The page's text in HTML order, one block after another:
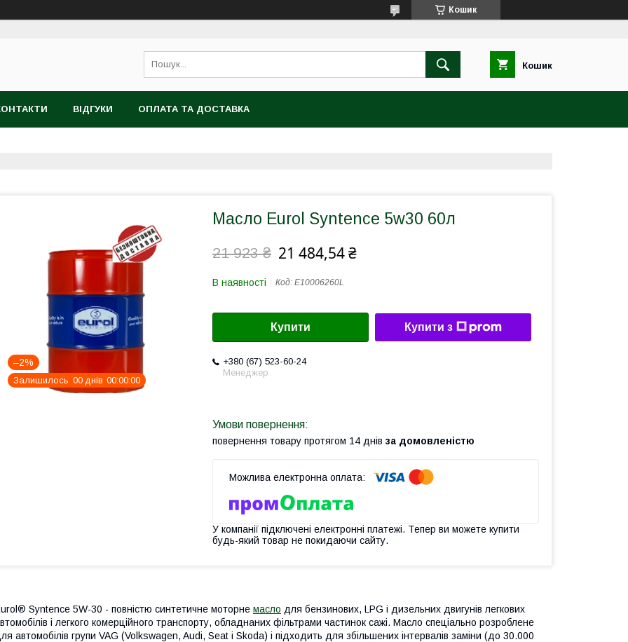
Кошик
Кошик
ВІДГУКИ ОПЛАТА ТА ДОСТАВКА
–2%
Залишилось 00 днів 00 00 00
Масло Eurol Syntence 5w30 60л
21 923 ₴ 21 484,54 ₴
В наявності Код: E10006260L
Купити Купити з
+380 (67) 523-60-24
Менеджер
повернення товару протягом 14 днів за домовленістю
У компанії підключені електронні платежі. Тепер ви можете купити
будь-який товар не покидаючи сайту.
Syntence 5W-30 - повністю синтетичне моторне масло для бензинових, LPG і дизельних двигунів легкових
і легкого комерційного транспорту, обладнаних фільтрами частинок сажі. Масло спеціально розроблене
автомобілів групи VAG (Volkswagen, Audi, Seat і Skoda) і підходить для збільшених інтервалів заміни (до 30.000